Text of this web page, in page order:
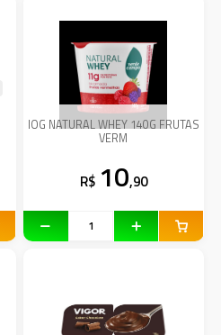
IOG NATURAL WHEY 140G FRUTAS
VERM
R$ 10,90